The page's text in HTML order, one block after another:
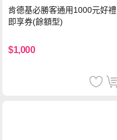
肯德基必勝客通用1000元好禮
即享券(餘額型)
$1,000